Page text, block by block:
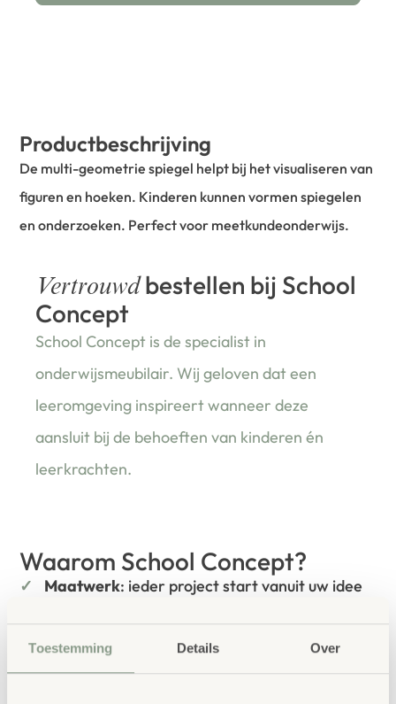
Toestemming Details Over
Productbeschrijving
De multi-geometrie spiegel helpt bij het visualiseren van
figuren en hoeken. Kinderen kunnen vormen spiegelen
en onderzoeken. Perfect voor meetkundeonderwijs.
Vertrouwdbestellen bij School
Concept
School Concept is de specialist in
onderwijsmeubilair. Wij geloven dat een
leeromgeving inspireert wanneer deze
aansluit bij de behoeften van kinderen én
leerkrachten.
Waarom School Concept?
Maatwerk: ieder project start vanuit uw idee
Kwaliteit : al ons school- en